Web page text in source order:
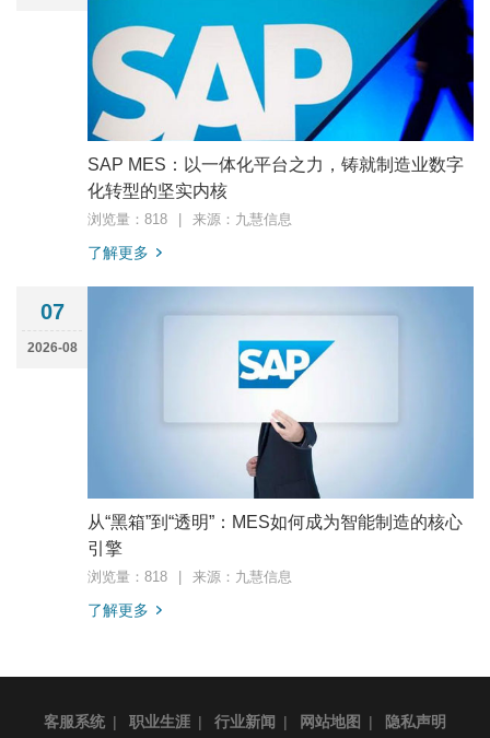
SAP MES：以一体化平台之力，铸就制造业数字
化转型的坚实内核
浏览量：818 来源：九慧信息
了解更多
07
2026-08
从“黑箱”到“透明”：MES如何成为智能制造的核心
引擎
浏览量：818 来源：九慧信息
了解更多
客服系统 | 职业生涯 | 行业新闻 | 网站地图 | 隐私声明